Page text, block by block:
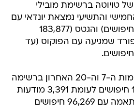
טויוטה ברשימת מובילי
והתשיעי נמצאת יונדאי עם
האקסנט (205,180 חיפושים) והגטס (183,877
שמגיעה עם הפוקוס (עד
פיג'ו מתברגת במקומות ה-7 וה-20 האחרון ברשימה
עם ה-206 (196,165 חיפושים לעומת 3,391 מודעות
מכירה) וה-307 בהתאמה עם 96,269 חיפושים